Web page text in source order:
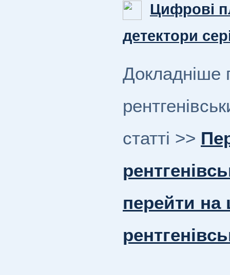
Цифрові
детектори
Докладніше
статті >>
перейти на